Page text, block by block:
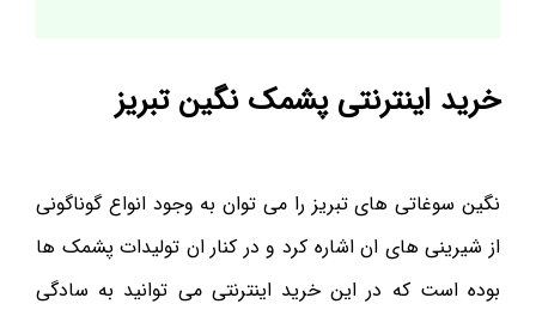
خرید اینترنتی پشمک نگین تبریز
نگین سوغاتی های تبریز را می توان به وجود انواع گوناگونی
از شیرینی های ان اشاره کرد و در کنار ان تولیدات پشمک ها
بوده است که در این خرید اینترنتی می توانید به سادگی